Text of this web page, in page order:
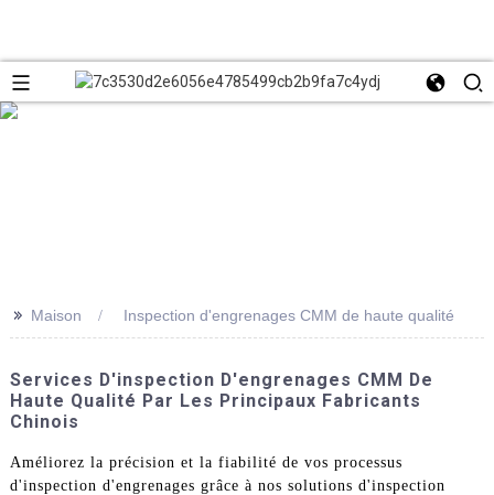
>> Maison Inspection d'engrenages CMM de haute qualité
Services D'inspection D'engrenages CMM De
Haute Qualité Par Les Principaux Fabricants
Chinois
Améliorez la précision et la fiabilité de vos processus
d'inspection d'engrenages grâce à nos solutions d'inspection